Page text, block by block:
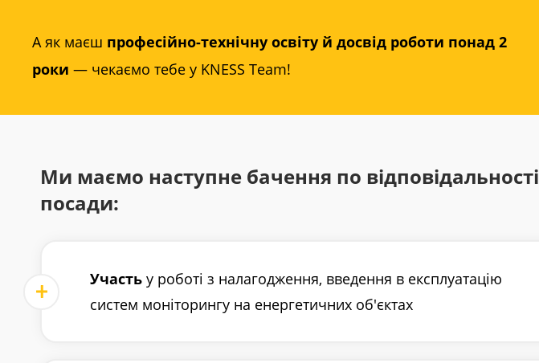
А як маєш професійно-технічну освіту й досвід роботи понад 2
роки — чекаємо тебе у KNESS Team!
Ми маємо наступне бачення по відповідальності
посади:
Участь у роботі з налагодження, введення в експлуатацію
систем моніторингу на енергетичних об'єктах